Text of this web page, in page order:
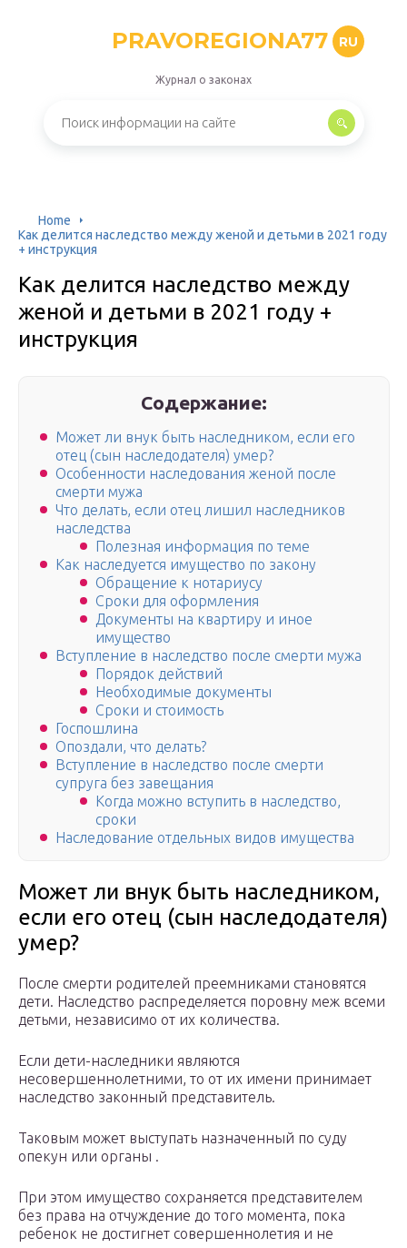
PRAVOREGIONA77 RU
Журнал о законах
Home
Как делится наследство между женой и детьми в 2021 году
+ инструкция
Как делится наследство между
женой и детьми в 2021 году +
инструкция
Содержание:
Может ли внук быть наследником, если его
отец (сын наследодателя) умер?
Особенности наследования женой после
смерти мужа
Что делать, если отец лишил наследников
наследства
Полезная информация по теме
Как наследуется имущество по закону
Обращение к нотариусу
Сроки для оформления
Документы на квартиру и иное
имущество
Вступление в наследство после смерти мужа
Порядок действий
Необходимые документы
Сроки и стоимость
Госпошлина
Опоздали, что делать?
Вступление в наследство после смерти
супруга без завещания
Когда можно вступить в наследство,
сроки
Наследование отдельных видов имущества
Может ли внук быть наследником,
если его отец (сын наследодателя)
умер?
После смерти родителей преемниками становятся
дети. Наследство распределяется поровну меж всеми
детьми, независимо от их количества.
Если дети-наследники являются
несовершеннолетними, то от их имени принимает
наследство законный представитель.
Таковым может выступать назначенный по суду
опекун или органы .
При этом имущество сохраняется представителем
без права на отчуждение до того момента, пока
ребенок не достигнет совершеннолетия и не